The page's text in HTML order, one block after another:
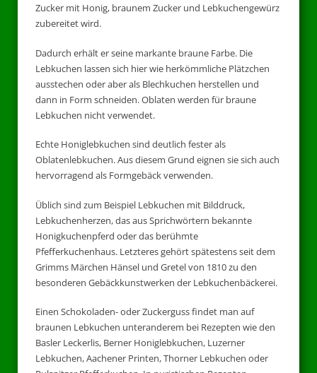
Zucker mit Honig, braunem Zucker und Lebkuchengewürz
zubereitet wird.
Dadurch erhält er seine markante braune Farbe. Die
Lebkuchen lassen sich hier wie herkömmliche Plätzchen
ausstechen oder aber als Blechkuchen herstellen und
dann in Form schneiden. Oblaten werden für braune
Lebkuchen nicht verwendet.
Echte Honiglebkuchen sind deutlich fester als
Oblatenlebkuchen. Aus diesem Grund eignen sie sich auch
hervorragend als Formgebäck verwenden.
Üblich sind zum Beispiel Lebkuchen mit Bilddruck,
Lebkuchenherzen, das aus Sprichwörtern bekannte
Honigkuchenpferd oder das berühmte
Pfefferkuchenhaus. Letzteres gehört spätestens seit dem
Grimms Märchen Hänsel und Gretel von 1810 zu den
besonderen Gebäckkunstwerken der Lebkuchenbäckerei.
Einen Schokoladen- oder Zuckerguss findet man auf
braunen Lebkuchen unteranderem bei Rezepten wie den
Basler Leckerlis, Berner Honiglebkuchen, Luzerner
Lebkuchen, Aachener Printen, Thorner Lebkuchen oder